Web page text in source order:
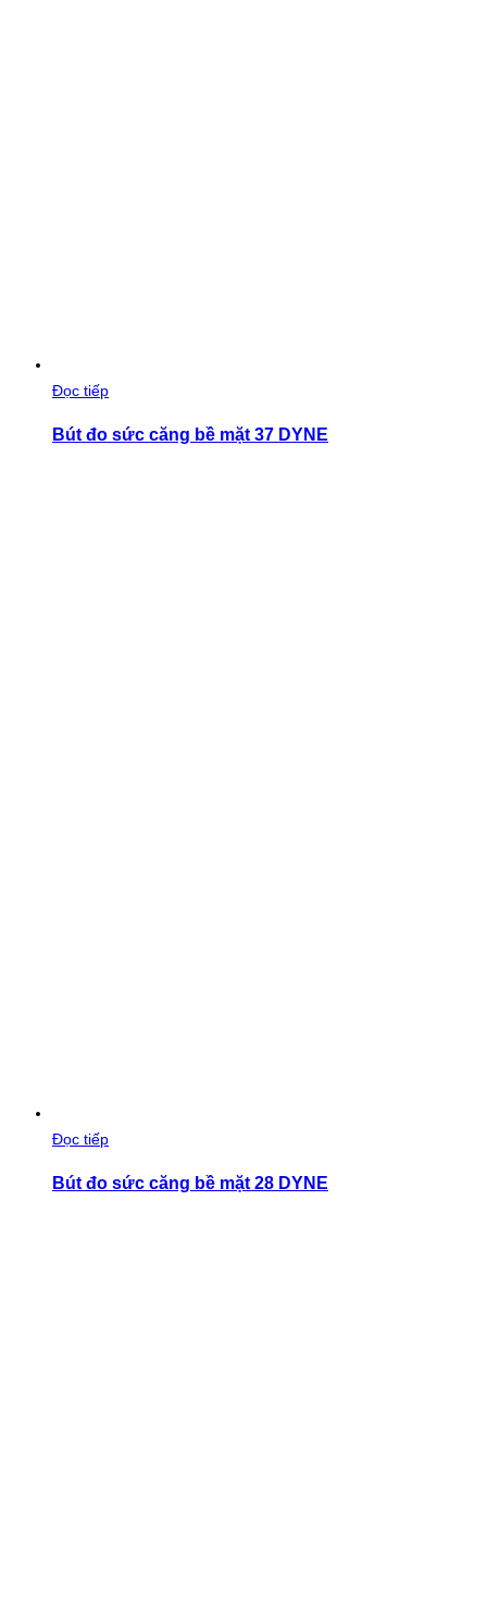
Đọc tiếp
Bút đo sức căng bề mặt 37 DYNE
Đọc tiếp
Bút đo sức căng bề mặt 28 DYNE